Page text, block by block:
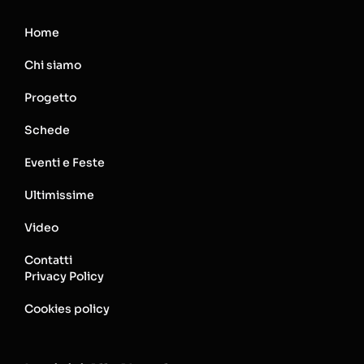
Home
Chi siamo
Progetto
Schede
Eventi e Feste
Ultimissime
Video
Contatti
Privacy Policy
Cookies policy